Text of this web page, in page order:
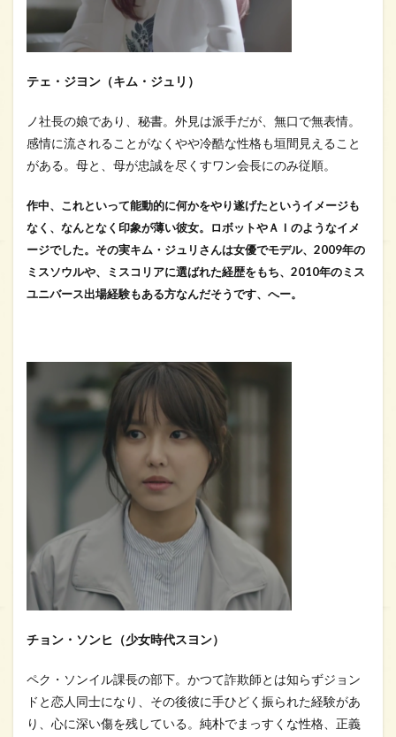
テェ・ジヨン（キム・ジュリ）
ノ社長の娘であり、秘書。外見は派手だが、無口で無表情。
感情に流されることがなくやや冷酷な性格も垣間見えること
がある。母と、母が忠誠を尽くすワン会長にのみ従順。
作中、これといって能動的に何かをやり遂げたというイメージも
なく、なんとなく印象が薄い彼女。ロボットやＡＩのようなイメ
ージでした。その実キム・ジュリさんは女優でモデル、2009年の
ミスソウルや、ミスコリアに選ばれた経歴をもち、2010年のミス
ユニバース出場経験もある方なんだそうです、へー。
チョン・ソンヒ（少女時代スヨン）
ペク・ソンイル課長の部下。かつて詐欺師とは知らずジョン
ドと恋人同士になり、その後彼に手ひどく振られた経験があ
り、心に深い傷を残している。純朴でまっすくな性格、正義